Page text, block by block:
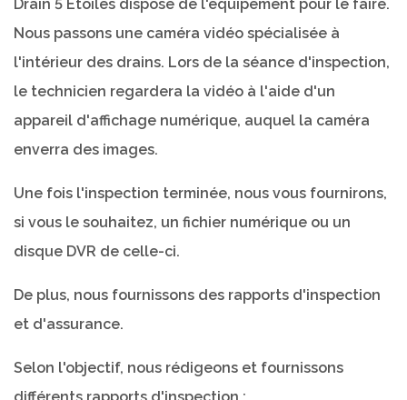
Drain 5 Étoiles dispose de l'équipement pour le faire.
Nous passons une caméra vidéo spécialisée à
l'intérieur des drains. Lors de la séance d'inspection,
le technicien regardera la vidéo à l'aide d'un
appareil d'affichage numérique, auquel la caméra
enverra des images.
Une fois l'inspection terminée, nous vous fournirons,
si vous le souhaitez, un fichier numérique ou un
disque DVR de celle-ci.
De plus, nous fournissons des rapports d'inspection
et d'assurance.
Selon l'objectif, nous rédigeons et fournissons